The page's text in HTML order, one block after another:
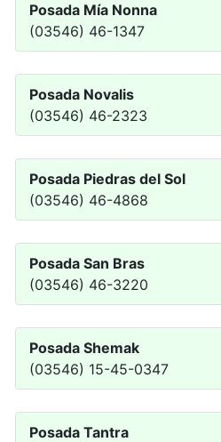
Posada Mía Nonna
(03546) 46-1347
Posada Novalis
(03546) 46-2323
Posada Piedras del Sol
(03546) 46-4868
Posada San Bras
(03546) 46-3220
Posada Shemak
(03546) 15-45-0347
Posada Tantra